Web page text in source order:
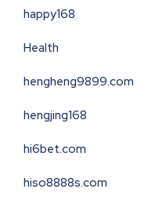
happy168
Health
hengheng9899.com
hengjing168
hi6bet.com
hiso8888s.com